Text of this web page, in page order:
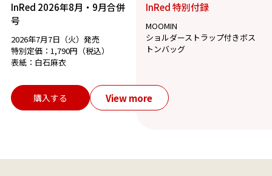
InRed 2026年8月・9月合併
号
2026年7月7日（火）発売
特別定価：1,790円（税込）
表紙：白石麻衣
InRed 特別付録
MOOMIN
ショルダーストラップ付きボス
トンバッグ
購入する View more